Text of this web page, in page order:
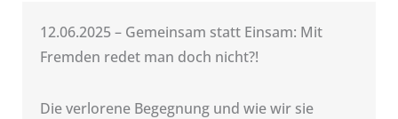
12.06.2025 – Gemeinsam statt Einsam: Mit
Fremden redet man doch nicht?!
Die verlorene Begegnung und wie wir sie